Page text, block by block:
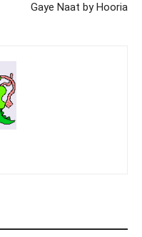
Gaye Naat by Hooria